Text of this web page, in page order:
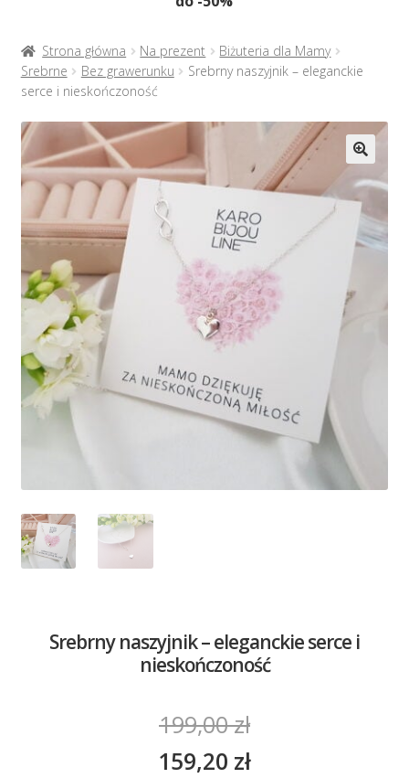
Bransoletki
menu
Na prezent
menu
Strona główna Na prezent
Biżuteria dla Mamy
Srebrne
Bez grawerunku
Srebrny naszyjnik – eleganckie
serce i nieskończoność
Srebrny naszyjnik – eleganckie serce i
nieskończoność
199,00zł
159,20 zł